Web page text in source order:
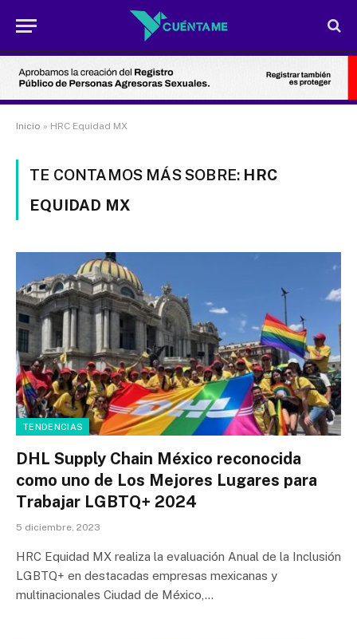
Inicio » HRC Equidad MX
TE CONTAMOS MÁS SOBRE: HRC
EQUIDAD MX
TENDENCIAS
DHL Supply Chain México reconocida
como uno de Los Mejores Lugares para
Trabajar LGBTQ+ 2024
5 diciembre, 2023
HRC Equidad MX realiza la evaluación Anual de la Inclusión
LGBTQ+ en destacadas empresas mexicanas y
multinacionales Ciudad de México,…